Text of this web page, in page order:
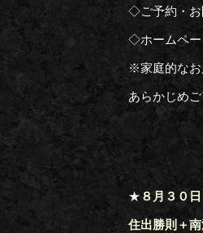
◇ご予約・お
◇ホームペー
※家庭的なお
あらかじめ
★ ８月３０
住出勝則＋